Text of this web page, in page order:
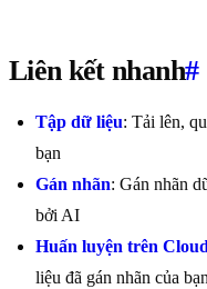
Liên kết nhanh#
Tập dữ liệu: Tải lên,
bạn
Gán nhãn: Gán nhãn
bởi AI
Huấn luyện trên Cloud
liệu đã gán nhãn của bạn